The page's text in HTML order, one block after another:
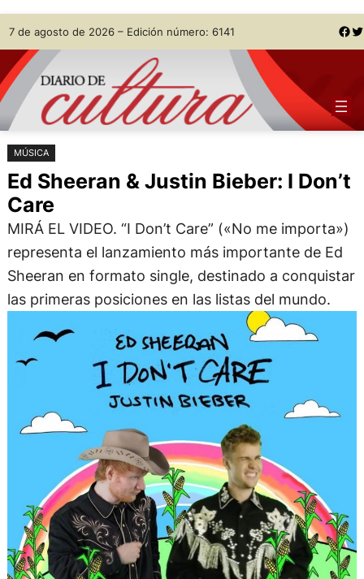
Saltar
al
contenido
Skip
to
content
7 de agosto de 2026 – Edición número: 6141 Facebook Twitter
MÚSICA
Ed Sheeran & Justin Bieber: I Don’t
Care
MIRÁ EL VIDEO. “I Don’t Care” («No me importa»)
representa el lanzamiento más importante de Ed
Sheeran en formato single, destinado a conquistar
las primeras posiciones en las listas del mundo.